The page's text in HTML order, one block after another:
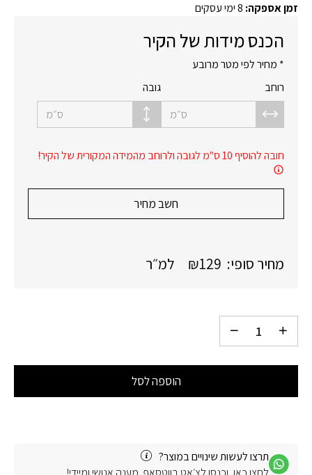
זמן אספקה: 8 ימי עסקים
הכנס מידות של הקיר
* מחיר לפי מטר מרובע
רוחב
ס״מ
גובה
ס״מ
חובה להוסיף 10 ס"מ לגובה ולרוחב מהמידה המקורית של הקיר!
חשב מחיר
מחיר סופי: ₪129 למ״ר
הוספה לסל
תרצו לעשות שינויים במוצר?